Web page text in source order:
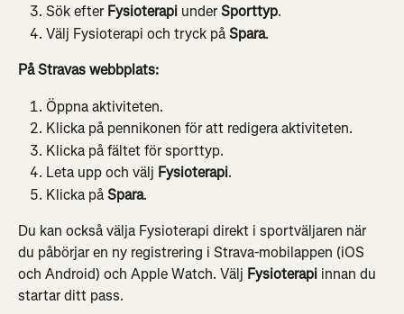
Sök efter Fysioterapi under Sporttyp.
Välj Fysioterapi och tryck på Spara.
På Stravas webbplats:
Öppna aktiviteten.
Klicka på pennikonen för att redigera aktiviteten.
Klicka på fältet för sporttyp.
Leta upp och välj Fysioterapi.
Klicka på Spara.
Du kan också välja Fysioterapi direkt i sportväljaren när
du påbörjar en ny registrering i Strava-mobilappen (iOS
och Android) och Apple Watch. Välj Fysioterapi innan du
startar ditt pass.